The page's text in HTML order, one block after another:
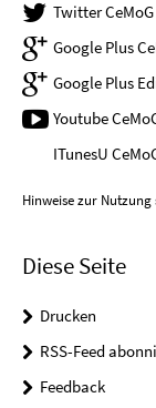
Twitter CeMoG
Google Plus
Google Plus
Youtube
ITunesU
Hinweise zur
Diese Seite
Drucken
RSS-Feed
Feedback